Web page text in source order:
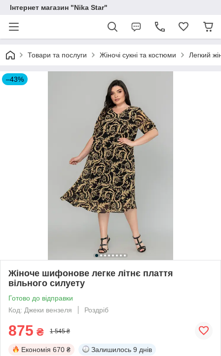
Інтернет магазин "Nika Star"
Товари та послуги Жіночі сукні та костюми Легкий
–43%
Жіноче шифонове легке літнє плаття
вільного силуету
Готово до відправки
Код: Джеки вензеля
Роздріб
875 ₴ 1 545 ₴
Економія 670 ₴ Залишилось 9 днів